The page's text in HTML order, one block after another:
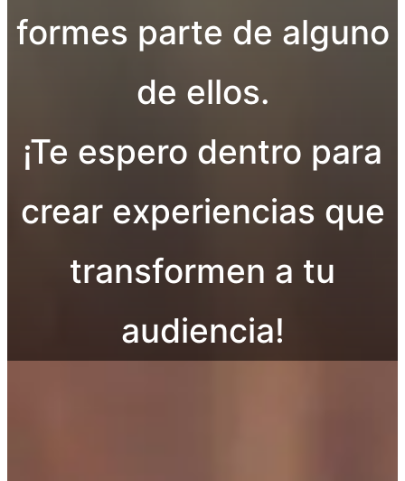
formes parte de alguno
de ellos.
¡Te espero dentro para
crear experiencias que
transformen a tu
audiencia!